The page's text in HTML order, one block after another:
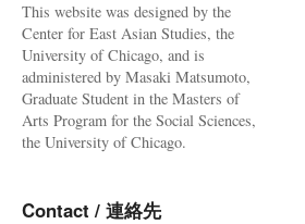
This website was designed by the
Center for East Asian Studies, the
University of Chicago, and is
administered by Masaki Matsumoto,
Graduate Student in the Masters of
Arts Program for the Social Sciences,
the University of Chicago.
Contact / 連絡先